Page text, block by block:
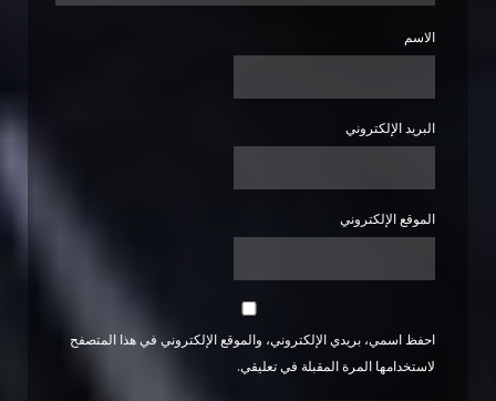
الاسم
البريد الإلكتروني
الموقع الإلكتروني
احفظ اسمي، بريدي الإلكتروني، والموقع الإلكتروني في هذا المتصفح
لاستخدامها المرة المقبلة في تعليقي.